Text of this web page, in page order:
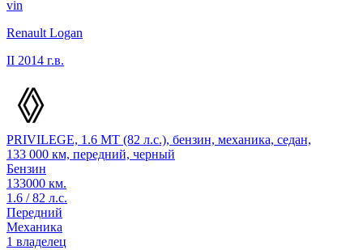
vin
Renault Logan
II 2014 г.в.
PRIVILEGE, 1.6 MT (82 л.с.), бензин, механика, седан,
133 000 км, передний, черный
Бензин
133000 км.
1.6 / 82 л.с.
Передний
Механика
1 владелец